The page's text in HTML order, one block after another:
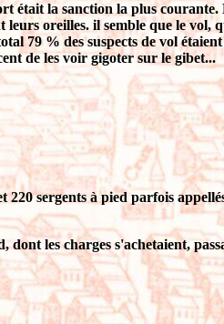
était la sanction la plus courante.
leurs oreilles. il semble que le vol,
79 % des suspects de vol
de les voir gigoter sur le gibet...
sergents à pied parfois
les charges s'achetaient,